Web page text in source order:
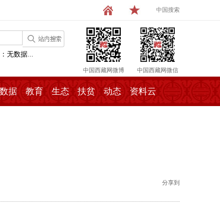
中国搜索
中国西藏网微博 中国西藏网微信
无数据...
数据 教育 生态 扶贫 动态 资料云
分享到